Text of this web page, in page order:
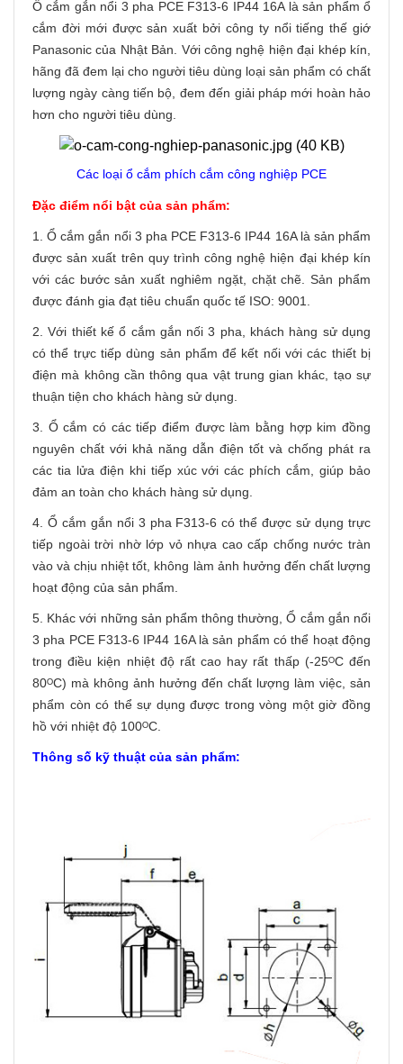
Ổ cắm gắn nổi 3 pha PCE F313-6 IP44 16A là sản phẩm ổ
cắm đời mới được sản xuất bởi công ty nổi tiếng thế giớ
Panasonic của Nhật Bản. Với công nghệ hiện đại khép kín,
hãng đã đem lại cho người tiêu dùng loại sản phẩm có chất
lượng ngày càng tiến bộ, đem đến giải pháp mới hoàn hảo
hơn cho người tiêu dùng.
Các loại ổ cắm phích cắm công nghiệp PCE
Đặc điểm nổi bật của sản phẩm:
1. Ổ cắm gắn nổi 3 pha PCE F313-6 IP44 16A là sản phẩm
được sản xuất trên quy trình công nghệ hiện đại khép kín
với các bước sản xuất nghiêm ngặt, chặt chẽ. Sản phẩm
được đánh gia đạt tiêu chuẩn quốc tế ISO: 9001.
2. Với thiết kế ổ cắm gắn nối 3 pha, khách hàng sử dụng
có thể trực tiếp dùng sản phẩm để kết nối với các thiết bị
điện mà không cần thông qua vật trung gian khác, tạo sự
thuận tiện cho khách hàng sử dụng.
3. Ổ cắm có các tiếp điểm được làm bằng hợp kim đồng
nguyên chất với khả năng dẫn điện tốt và chống phát ra
các tia lửa điện khi tiếp xúc với các phích cắm, giúp bảo
đảm an toàn cho khách hàng sử dụng.
4. Ổ cắm gắn nổi 3 pha F313-6 có thể được sử dụng trực
tiếp ngoài trời nhờ lớp vỏ nhựa cao cấp chống nước tràn
vào và chịu nhiệt tốt, không làm ảnh hưởng đến chất lượng
hoạt động của sản phẩm.
5. Khác với những sản phẩm thông thường, Ổ cắm gắn nổi
3 pha PCE F313-6 IP44 16A là sản phẩm có thể hoạt động
trong điều kiện nhiệt độ rất cao hay rất thấp (-25ᴼC đến
80ᴼC) mà không ảnh hưởng đến chất lượng làm việc, sản
phẩm còn có thể sự dụng được trong vòng một giờ đồng
hồ với nhiệt độ 100ᴼC.
Thông số kỹ thuật của sản phẩm: